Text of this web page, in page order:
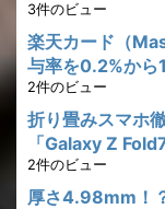
3件のビュー
楽天カード（
与率を0.2%から
2件のビュー
折り畳みスマホ
「Galaxy Z
2件のビュー
厚さ4.98mm！